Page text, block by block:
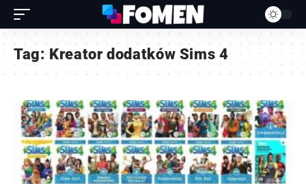
Tag: Kreator dodatków Sims 4